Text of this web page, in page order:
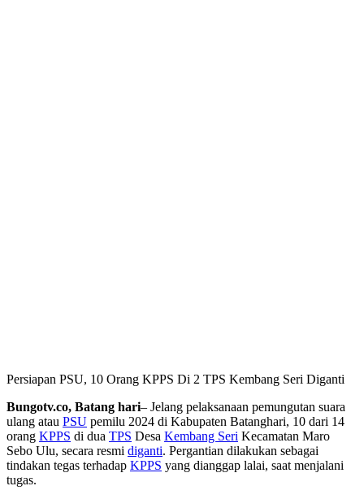
Persiapan PSU, 10 Orang KPPS Di 2 TPS Kembang Seri Diganti
Bungotv.co, Batang hari– Jelang pelaksanaan pemungutan suara
ulang atau PSU pemilu 2024 di Kabupaten Batanghari, 10 dari 14
orang KPPS di dua TPS Desa Kembang Seri Kecamatan Maro
Sebo Ulu, secara resmi diganti. Pergantian dilakukan sebagai
tindakan tegas terhadap KPPS yang dianggap lalai, saat menjalani
tugas.